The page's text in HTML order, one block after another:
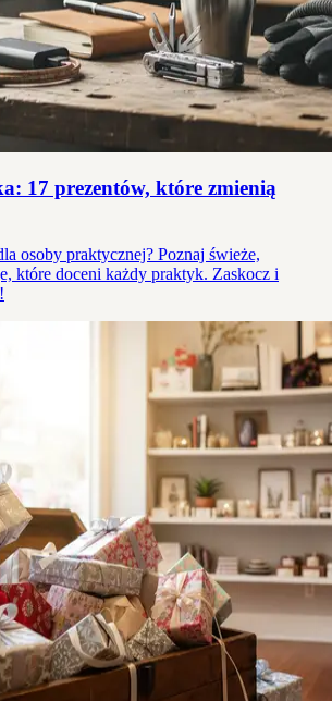
17 prezentów, które zmienią
osoby praktycznej? Poznaj świeże,
które doceni każdy praktyk. Zaskocz i